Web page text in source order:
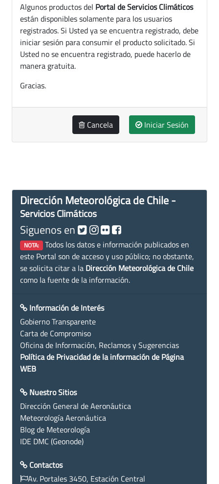
Algunos productos del Portal de Servicios Climáticos
están disponibles solamente para los usuarios
registrados. Si Usted ya se encuentra registrado, debe
iniciar sesión para consumir el producto solicitado. Si
Usted no se encuentra registrado, puede hacerlo de
manera gratuita.
Gracias.
Cancela Iniciar Sesión
Dirección Meteorológica de Chile -
Servicios Climáticos
Siguenos en
NOTA: Todos los datos e información publicados en
este Portal son de acceso y uso público; no obstante,
se solicita citar a la Dirección Meteorológica de Chile
como la fuente de la información.
Información de Interés
Gobierno Transparente
Carta de Compromiso
Oficina de Información, Reclamos y Sugerencias
Política de Privacidad de la información de Página
WEB
Nuestro Sitios
Dirección General de Aeronáutica
Meteorología Aeronáutica
Blog de Meteorología
IDE DMC (Geonode)
Contactos
Av. Portales 3450, Estación Central